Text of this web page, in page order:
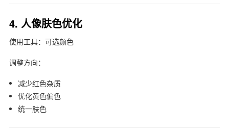
4. 人像肤色优化
使用工具：可选颜色
调整方向：
减少红色杂质
优化黄色偏色
统一肤色